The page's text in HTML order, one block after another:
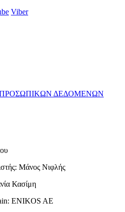
Viber
ΠΡΟΣΩΠΙΚΩΝ ΔΕΔΟΜΕΝΩΝ
Μάνος Νιφλής
Κασίμη
ENIKOS AE